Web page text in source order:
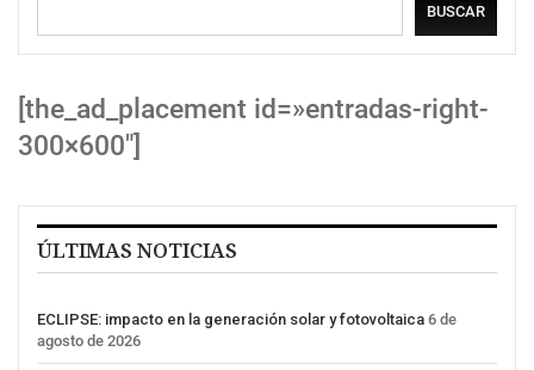
BUSCAR
[the_ad_placement id=»entradas-right-
300×600″]
ÚLTIMAS NOTICIAS
ECLIPSE: impacto en la generación solar y fotovoltaica 6 de
agosto de 2026